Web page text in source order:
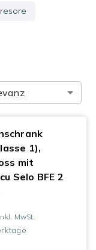
1),
mit
Selo BFE 2
MwSt.